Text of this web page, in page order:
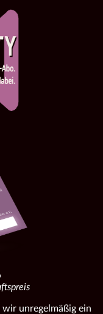
unregelmäßig ein